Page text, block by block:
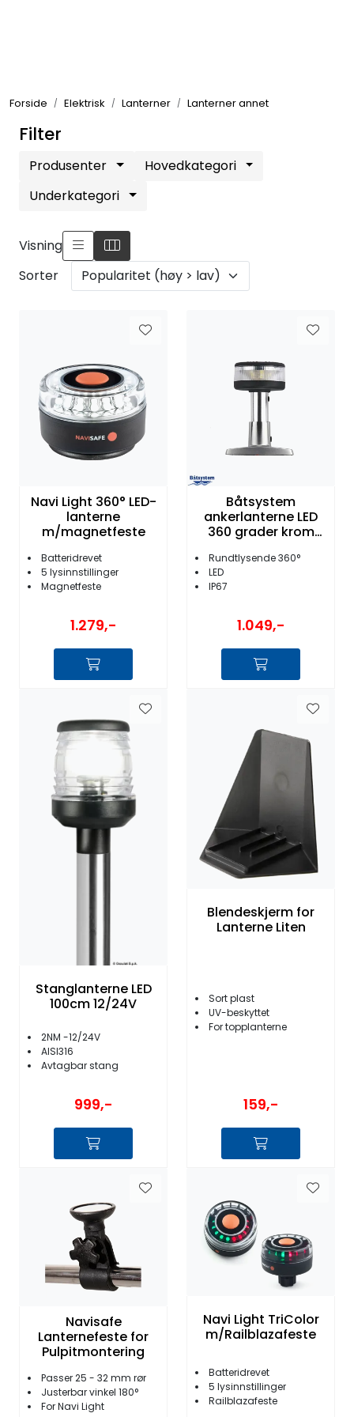
Forside Elektrisk Lanterner Lanterner annet
Filter
Produsenter
Hovedkategori
Underkategori
Visning
Sorter
Navi Light 360° LED-
lanterne
m/magnetfeste
Batteridrevet
5 lysinnstillinger
Magnetfeste
1.279,-
Båtsystem
ankerlanterne LED
360 grader krom
Rundtlysende 360°
LED
IP67
1.049,-
Stanglanterne LED
100cm 12/24V
2NM -12/24V
AISI316
Avtagbar stang
999,-
Blendeskjerm for
Lanterne Liten
Sort plast
UV-beskyttet
For topplanterne
159,-
Navisafe
Lanternefeste for
Pulpitmontering
Passer 25 - 32 mm rør
Justerbar vinkel 180°
For Navi Light
Navi Light TriColor
m/Railblazafeste
Batteridrevet
5 lysinnstillinger
Railblazafeste
Bygg/Innredning
VVS
Fritid/Sikkerhet
Båtpleie/Opplag
Seil